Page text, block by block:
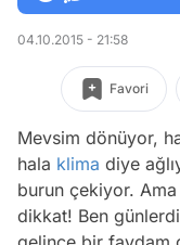
04.10.2015 - 21:58
Favori
Mevsim dönüyor,
hala klima diye
burun çekiyor. Ama
dikkat! Ben